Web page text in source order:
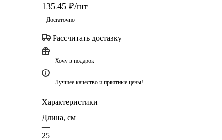
135.45 ₽/шт
Достаточно
Рассчитать доставку
Хочу в подарок
Лучшее качество и приятные цены!
Характеристики
Длина, см
—
25